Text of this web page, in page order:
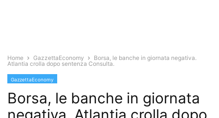
Home GazzettaEconomy
Borsa, le banche in giornata negativa.
Atlantia crolla dopo sentenza Consulta.
GazzettaEconomy
Borsa, le banche in giornata